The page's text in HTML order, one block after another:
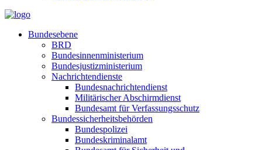
Bundesebene
BRD
Bundesinnenministerium
Bundesjustizministerium
Nachrichtendienste
Bundesnachrichtendienst
Militärischer Abschirmdienst
Bundesamt für Verfassungsschutz
Bundessicherheitsbehörden
Bundespolizei
Bundeskriminalamt